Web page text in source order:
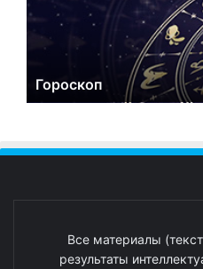
Гороскоп
Все материалы
результаты